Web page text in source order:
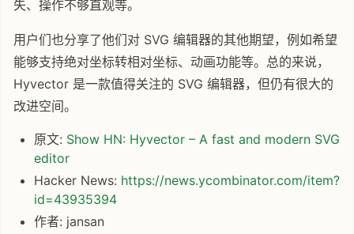
失、操作不够直观等。
用户们也分享了他们对 SVG 编辑器的其他期望，例如希望
能够支持绝对坐标转相对坐标、动画功能等。总的来说，
Hyvector 是一款值得关注的 SVG 编辑器，但仍有很大的
改进空间。
原文: Show HN: Hyvector – A fast and modern SVG
editor
Hacker News: https://news.ycombinator.com/item?
id=43935394
作者: jansan